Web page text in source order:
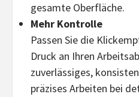
gesamte Oberfläche.
Mehr Kontrolle
Passen Sie die
Druck an Ihren
zuverlässiges,
präzises Arbeiten bei